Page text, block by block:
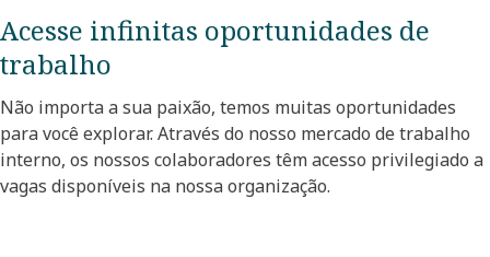
Acesse infinitas oportunidades de
trabalho​
Não importa a sua paixão, temos muitas oportunidades
para você explorar. Através do nosso mercado de trabalho
interno, os nossos colaboradores têm acesso privilegiado a
vagas disponíveis na nossa organização.​